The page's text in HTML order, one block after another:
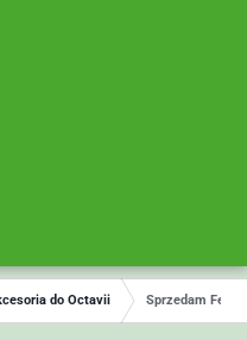
do Octavii Sprzedam Felgi